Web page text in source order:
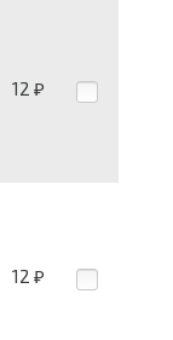
12 ₽
12 ₽